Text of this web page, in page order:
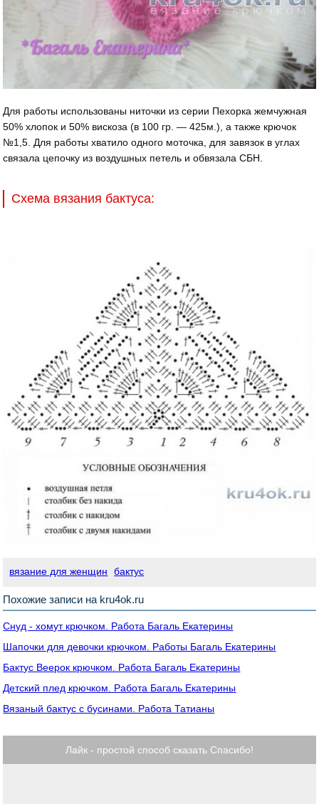
Для работы использованы ниточки из серии Пехорка жемчужная
50% хлопок и 50% вискоза (в 100 гр. — 425м.), а также крючок
№1,5. Для работы хватило одного моточка, для завязок в углах
связала цепочку из воздушных петель и обвязала СБН.
Схема вязания бактуса:
вязание для женщин бактус
Похожие записи на kru4ok.ru
Снуд - хомут крючком. Работа Багаль Екатерины
Шапочки для девочки крючком. Работы Багаль Екатерины
Бактус Веерок крючком. Работа Багаль Екатерины
Детский плед крючком. Работа Багаль Екатерины
Вязаный бактус с бусинами. Работа Татианы
Лайк - простой способ сказать Спасибо!